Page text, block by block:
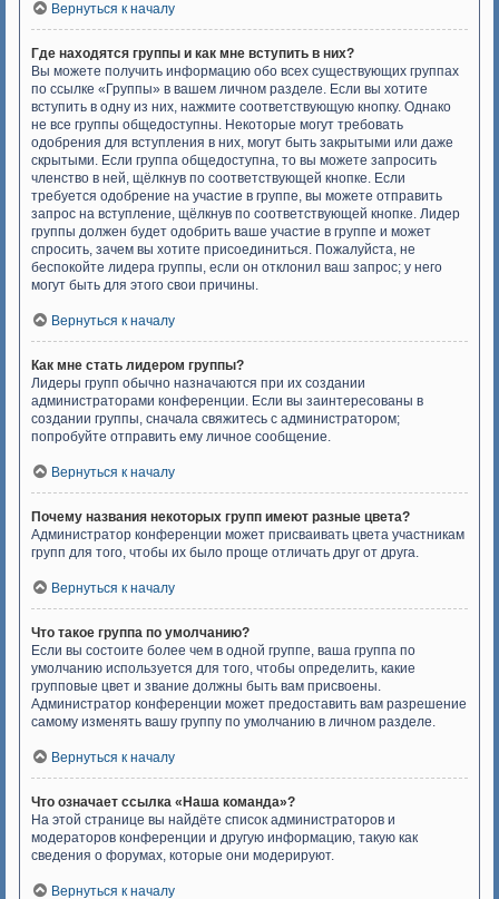
Вернуться к началу
Где находятся группы и как мне вступить в них?
Вы можете получить информацию обо всех существующих группах
по ссылке «Группы» в вашем личном разделе. Если вы хотите
вступить в одну из них, нажмите соответствующую кнопку. Однако
не все группы общедоступны. Некоторые могут требовать
одобрения для вступления в них, могут быть закрытыми или даже
скрытыми. Если группа общедоступна, то вы можете запросить
членство в ней, щёлкнув по соответствующей кнопке. Если
требуется одобрение на участие в группе, вы можете отправить
запрос на вступление, щёлкнув по соответствующей кнопке. Лидер
группы должен будет одобрить ваше участие в группе и может
спросить, зачем вы хотите присоединиться. Пожалуйста, не
беспокойте лидера группы, если он отклонил ваш запрос; у него
могут быть для этого свои причины.
Вернуться к началу
Как мне стать лидером группы?
Лидеры групп обычно назначаются при их создании
администраторами конференции. Если вы заинтересованы в
создании группы, сначала свяжитесь с администратором;
попробуйте отправить ему личное сообщение.
Вернуться к началу
Почему названия некоторых групп имеют разные цвета?
Администратор конференции может присваивать цвета участникам
групп для того, чтобы их было проще отличать друг от друга.
Вернуться к началу
Что такое группа по умолчанию?
Если вы состоите более чем в одной группе, ваша группа по
умолчанию используется для того, чтобы определить, какие
групповые цвет и звание должны быть вам присвоены.
Администратор конференции может предоставить вам разрешение
самому изменять вашу группу по умолчанию в личном разделе.
Вернуться к началу
Что означает ссылка «Наша команда»?
На этой странице вы найдёте список администраторов и
модераторов конференции и другую информацию, такую как
сведения о форумах, которые они модерируют.
Вернуться к началу